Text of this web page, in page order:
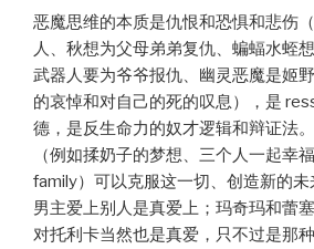
恶魔思维的本质是仇恨和恐惧和悲伤
人、秋想为父母弟弟复仇、蝙蝠水蛭
武器人要为爷爷报仇、幽灵恶魔是姬
的哀悼和对自己的死的叹息），是
德，是反生命力的奴才逻辑和辩证法
（例如揉奶子的梦想、三个人一起幸
family）可以克服这一切、创造新的未
男主爱上别人是真爱上；玛奇玛和蕾
对托利卡当然也是真爱，只不过是那